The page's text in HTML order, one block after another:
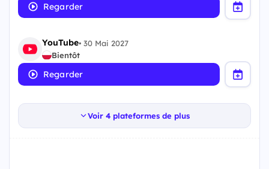
Regarder
YouTube•30 Mai 2027
Bientôt
Regarder
Voir 4 plateformes de plus